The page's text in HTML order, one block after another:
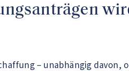
– unabhängig davon,